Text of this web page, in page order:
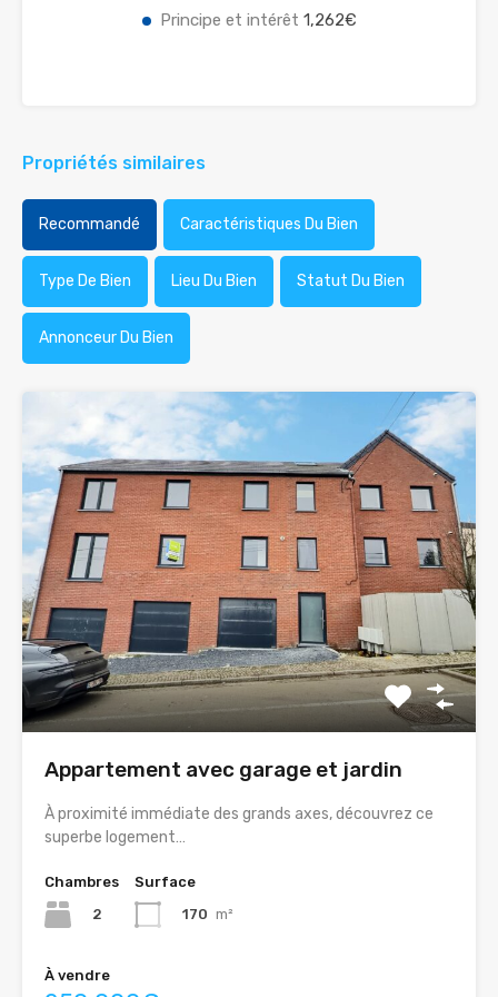
Principe et intérêt 1,262€
Propriétés similaires
Recommandé Caractéristiques Du Bien
Type De Bien Lieu Du Bien Statut Du Bien
Annonceur Du Bien
Appartement avec garage et jardin
À proximité immédiate des grands axes, découvrez ce
superbe logement…
Chambres
2
Surface
170 m²
À vendre